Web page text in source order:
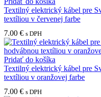
Textilný elektrický kábel pre
textíliou v červenej farbe
7.00 € s DPH
Pridať do košíka
Textilný elektrický kábel pre
textíliou v oranžovej farbe
7.00 € s DPH